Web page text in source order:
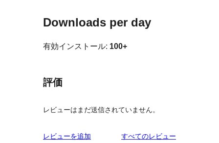
Downloads per day
有効インストール: 100+
評価
レビューはまだ送信されていません。
レビューを追加 すべてのレビュー